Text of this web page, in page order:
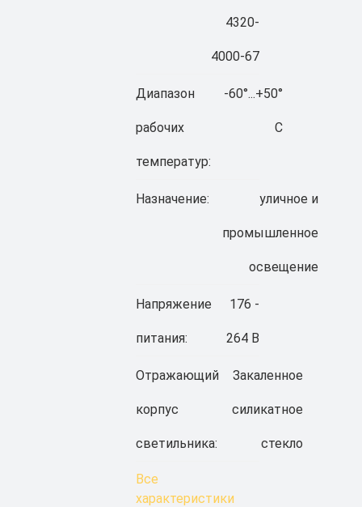
4320-
4000-67
Диапазон
рабочих
температур:
-60°...+50°
C
Назначение: уличное и
промышленное
освещение
Напряжение
питания:
176 -
264 В
Отражающий
корпус
светильника:
Закаленное
силикатное
стекло
Все
характеристики